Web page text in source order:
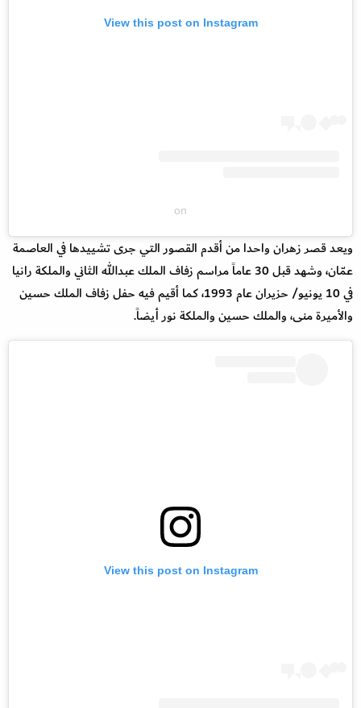
View this post on Instagram
on
ويعد قصر زهران واحدا من أقدم القصور التي جرى تشييدها في العاصمة
عمّان، وشهد قبل 30 عاماً مراسم زفاف الملك عبدالله الثاني والملكة رانيا
في 10 يونيو/ حزيران عام 1993، كما أقيم فيه حفل زفاف الملك حسين
والأميرة منى، والملك حسين والملكة نور أيضاً.
View this post on Instagram